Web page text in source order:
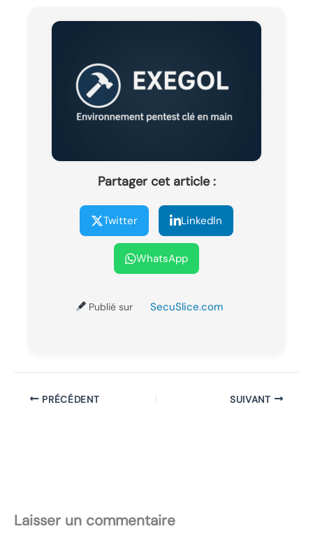
Partager cet article :
Twitter LinkedIn
WhatsApp
Publié sur SecuSlice.com
PRÉCÉDENT SUIVANT
Laisser un commentaire